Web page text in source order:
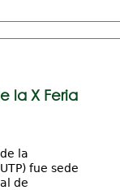
la X Feria
la
fue sede
de